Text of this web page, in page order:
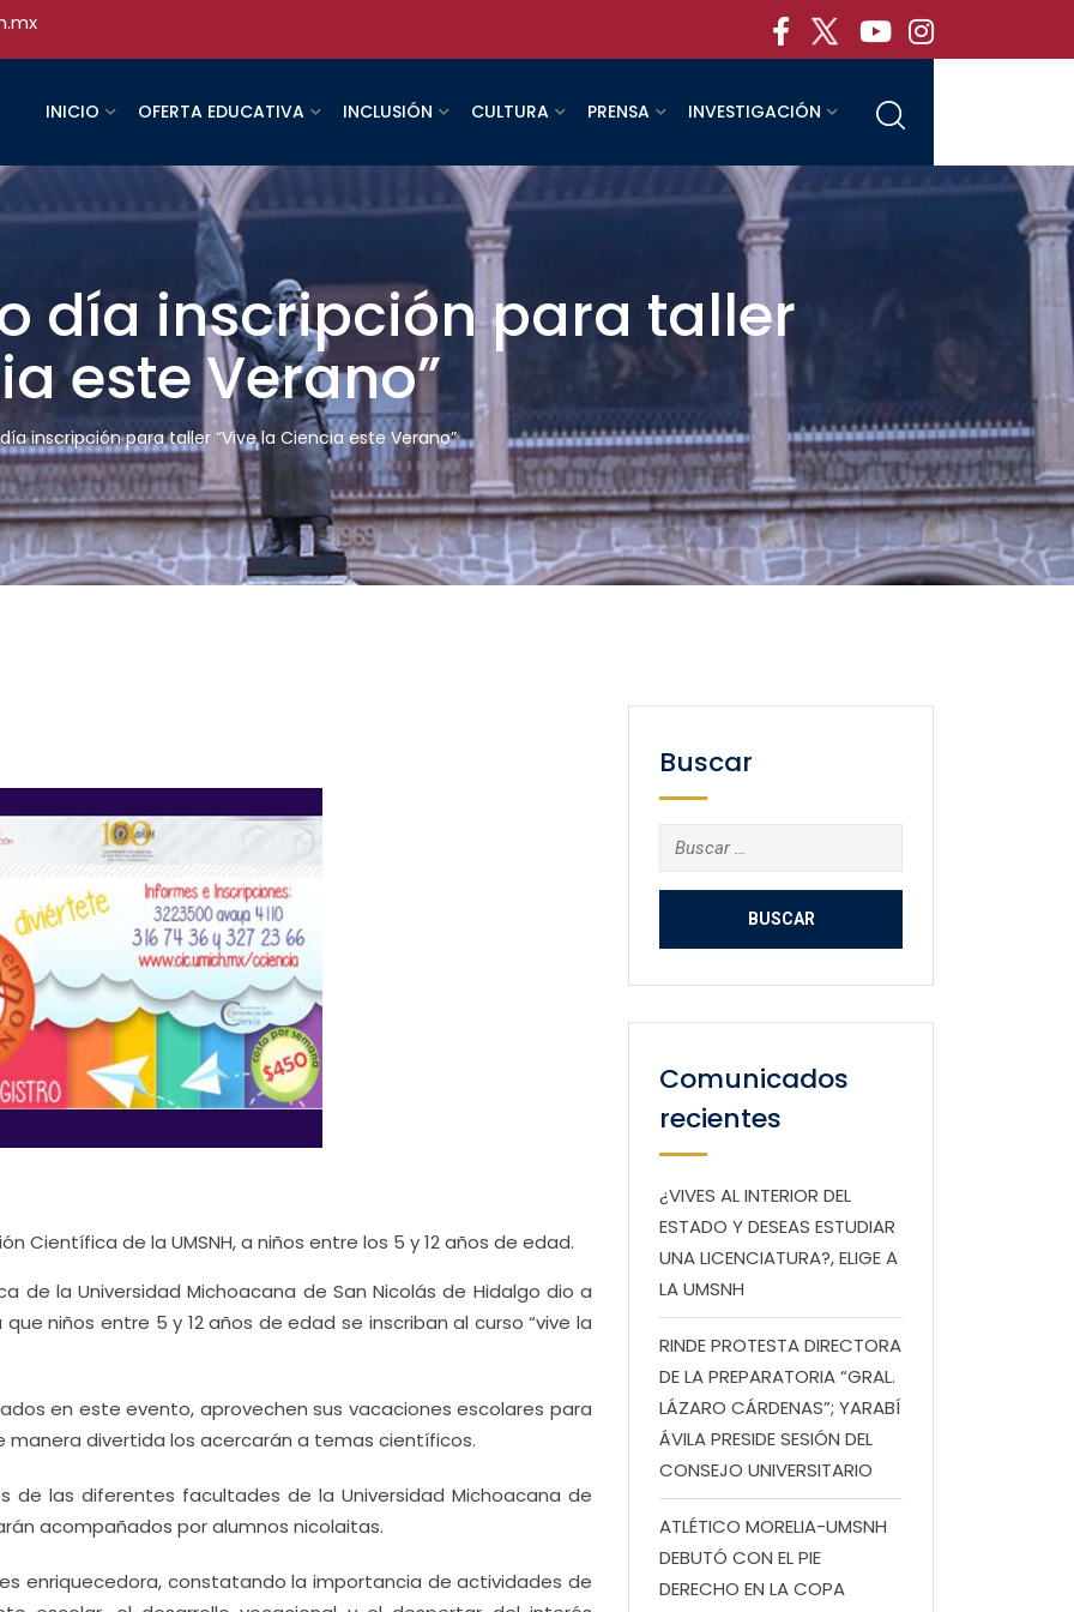
INICIO OFERTA EDUCATIVA INCLUSIÓN CULTURA PRENSA INVESTIGACIÓN
día inscripción para taller
este Verano”
inscripción para taller “Vive la Ciencia este Verano”
Científica de la UMSNH, a niños entre los 5 y 12 años de edad.
de la Universidad Michoacana de San Nicolás de Hidalgo dio a
niños entre 5 y 12 años de edad se inscriban al curso “vive la
en este evento, aprovechen sus vacaciones escolares para
divertida los acercarán a temas científicos.
de las diferentes facultades de la Universidad Michoacana de
acompañados por alumnos nicolaitas.
enriquecedora, constatando la importancia de actividades de
Buscar
Buscar:
Comunicados
recientes
¿VIVES AL INTERIOR DEL
ESTADO Y DESEAS ESTUDIAR
UNA LICENCIATURA?, ELIGE A
LA UMSNH
RINDE PROTESTA DIRECTORA
DE LA PREPARATORIA “GRAL.
LÁZARO CÁRDENAS”; YARABÍ
ÁVILA PRESIDE SESIÓN DEL
CONSEJO UNIVERSITARIO
ATLÉTICO MORELIA-UMSNH
DEBUTÓ CON EL PIE
DERECHO EN LA COPA